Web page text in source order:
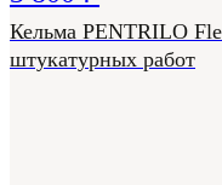
Кельма PENTRILO
штукатурных работ